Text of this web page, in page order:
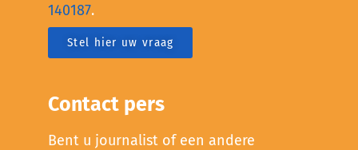
140187.
Stel hier uw vraag
Contact pers
Bent u journalist of een andere